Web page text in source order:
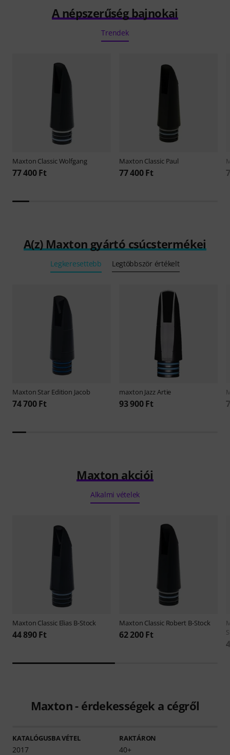
A népszerűség bajnokai
Trendek
Maxton Classic Wolfgang
77 400 Ft
Maxton Classic Paul
77 400 Ft
A(z) Maxton gyártó csúcstermékei
Legkeresettebb Legtöbbször értékelt
Maxton Star Edition Jacob
74 700 Ft
maxton Jazz Artie
93 900 Ft
Maxton akciói
Alkalmi vételek
Maxton Classic Elias B-Stock
44 890 Ft
Maxton Classic Robert B-Stock
62 200 Ft
Maxton - érdekességek a cégről
KATALÓGUSBA VÉTEL
2017
RAKTÁRON
40+